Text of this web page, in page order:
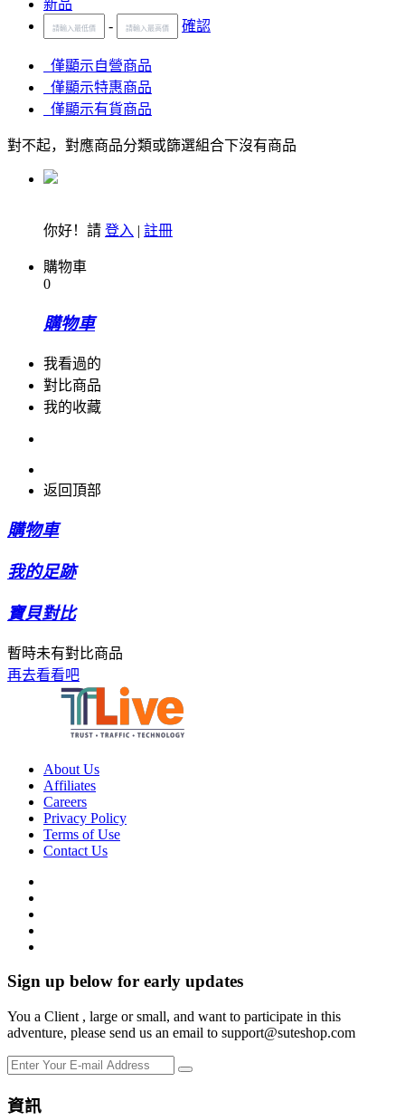
新品
-
確認
僅顯示自營商品
僅顯示特惠商品
僅顯示有貨商品
對不起，對應商品分類或篩選組合下沒有商品
你好！請 登入 | 註冊
購物車
0
購物車
我看過的
對比商品
我的收藏
返回頂部
購物車
我的足跡
寶貝對比
暫時未有對比商品
再去看看吧
About Us
Affiliates
Careers
Privacy Policy
Terms of Use
Contact Us
Sign up below for early updates
You a Client , large or small, and want to participate in this
adventure, please send us an email to support@suteshop.com
資訊